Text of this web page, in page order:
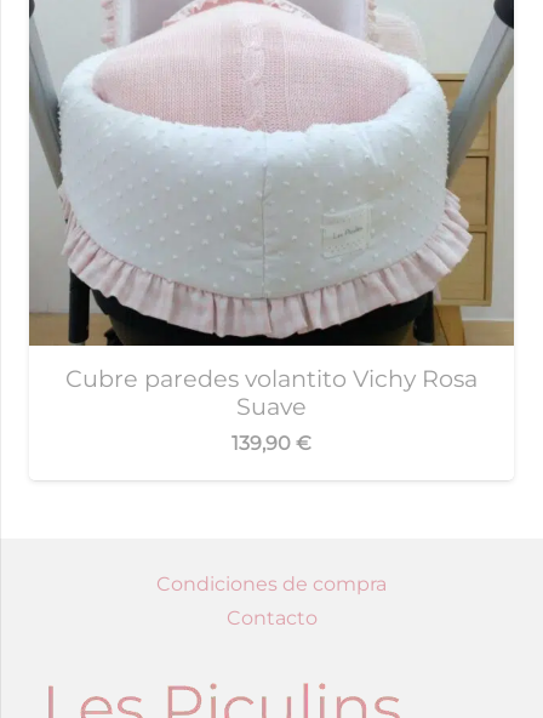
Cubre paredes volantito Vichy Rosa
Suave
139,90 €
Condiciones de compra
Contacto